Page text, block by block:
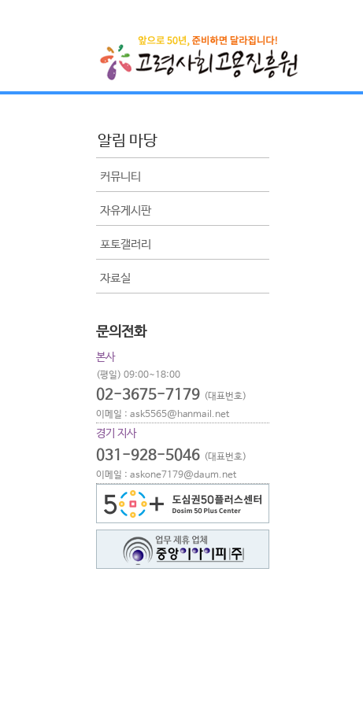
알림 마당
커뮤니티
자유게시판
포토갤러리
자료실
문의전화
본사
(평일) 09:00~18:00
02-3675-7179 (대표번호)
이메일 : ask5565@hanmail.net
경기 지사
031-928-5046 (대표번호)
이메일 : askone7179@daum.net